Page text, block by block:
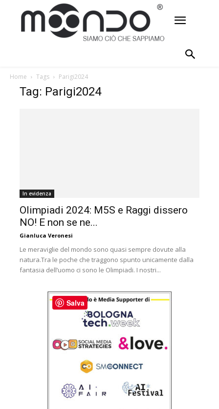
Home Tags Parigi2024
Tag: Parigi2024
In evidenza
Olimpiadi 2024: M5S e Raggi dissero
NO! E non se ne...
Gianluca Veronesi
Le meraviglie del mondo sono quasi sempre dovute alla
natura.Tra le poche che traggono spunto unicamente dalla
fantasia dell’uomo ci sono le Olimpiadi. I nostri...
Salva